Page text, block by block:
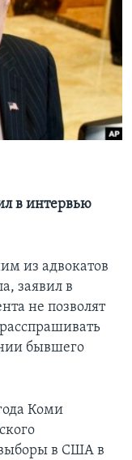
в интервью
из адвокатов
заявил в
не позволят
бывшего
Коми
в США в